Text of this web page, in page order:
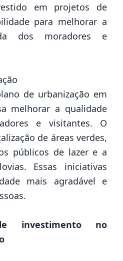
em projetos de
para melhorar a
dos moradores e
de urbanização em
melhorar a qualidade
e visitantes. O
de áreas verdes,
públicos de lazer e a
Essas iniciativas
mais agradável e
investimento no